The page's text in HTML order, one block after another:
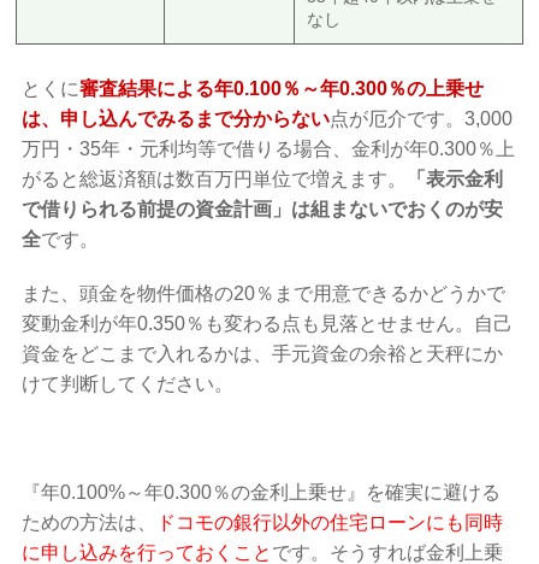
なし
とくに審査結果による年0.100％～年0.300％の上乗せ
は、申し込んでみるまで分からない点が厄介です。3,000
万円・35年・元利均等で借りる場合、金利が年0.300％上
がると総返済額は数百万円単位で増えます。
「表示金利
で借りられる前提の資金計画」は組まないでおくのが安
全です。
また、頭金を物件価格の20％まで用意できるかどうかで
変動金利が年0.350％も変わる点も見落とせません。自己
資金をどこまで入れるかは、手元資金の余裕と天秤にか
けて判断してください。
『年0.100%～年0.300％の金利上乗せ』を確実に避ける
ための方法は、
ドコモの銀行以外の住宅ローンにも同時
に申し込みを行っておくこと です。そうすれば金利上乗